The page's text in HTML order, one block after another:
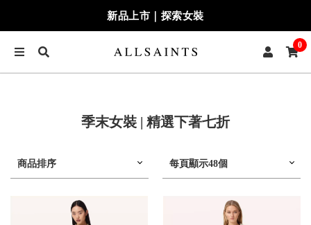
新品上市｜探索女裝
0
季末女裝 | 精選下著七折
商品排序 每頁顯示48個